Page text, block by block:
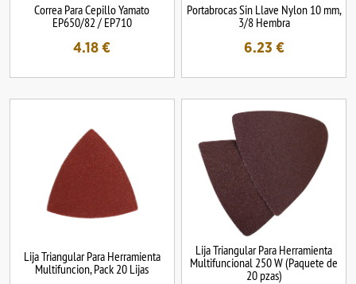
Correa Para Cepillo Yamato
EP650/82 / EP710
4.18 €
Portabrocas Sin Llave Nylon 10 mm,
3/8 Hembra
6.23 €
Lija Triangular Para Herramienta
Multifuncion, Pack 20 Lijas
Lija Triangular Para Herramienta
Multifuncional 250 W (Paquete de
20 pzas)